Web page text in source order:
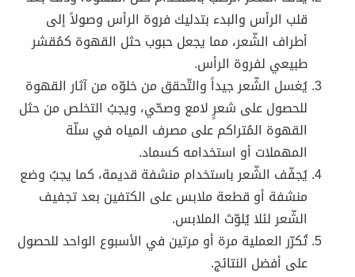
قلب الرأس والبدء بتدليك فروة الرأس وصولاً إلى
أطراف الشّعر، مما يجعل حبوب حثل القهوة كمُقشر
طبيعي لفروة الرأس.
يُغسل الشّعر جيداً والتّحقق من خلوّه من آثار القهوة
للحصول على شعرٍ لامع وصحّي، ويجبُ التخلص من حثل
القهوة المُتراكم على مصرف المياه في سلّة
المهملات أو استخدامه كسماد.
يُجفّف الشّعر باستخدام منشفة قديمة، كما يجبُ وضع
منشفة أو قطعة ملابس على الكتفين بعد تجفيف
الشّعر لئلا يُلوّث الملابس.
تُكرّر العملية مرة أو مرتين في الأسبوع الواحد للحصول
على أفضل النتائج.